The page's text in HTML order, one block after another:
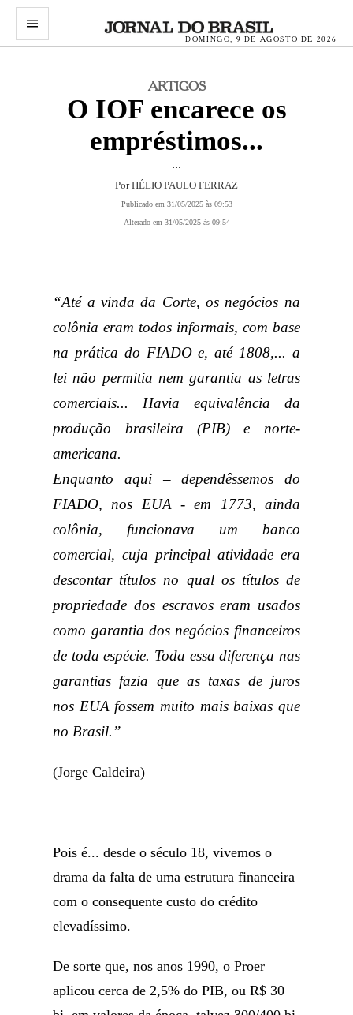
menu
DOMINGO, 9 DE AGOSTO DE 2026
ARTIGOS
O IOF encarece os
empréstimos...
...
Por HÉLIO PAULO FERRAZ
Publicado em 31/05/2025 às 09:53
Alterado em 31/05/2025 às 09:54
“Até a vinda da Corte, os negócios na
colônia eram todos informais, com base
na prática do FIADO e, até 1808,... a
lei não permitia nem garantia as letras
comerciais... Havia equivalência da
produção brasileira (PIB) e norte-
americana.
Enquanto aqui – dependêssemos do
FIADO, nos EUA - em 1773, ainda
colônia, funcionava um banco
comercial, cuja principal atividade era
descontar títulos no qual os títulos de
propriedade dos escravos eram usados
como garantia dos negócios financeiros
de toda espécie. Toda essa diferença nas
garantias fazia que as taxas de juros
nos EUA fossem muito mais baixas que
no Brasil.”
(Jorge Caldeira)
Pois é... desde o século 18, vivemos o
drama da falta de uma estrutura financeira
com o consequente custo do crédito
elevadíssimo.
De sorte que, nos anos 1990, o Proer
aplicou cerca de 2,5% do PIB, ou R$ 30